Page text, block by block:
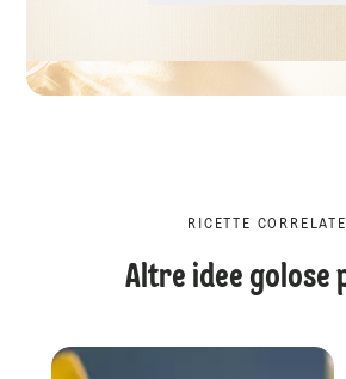
RICETTE CORRELATE
Altre idee golose